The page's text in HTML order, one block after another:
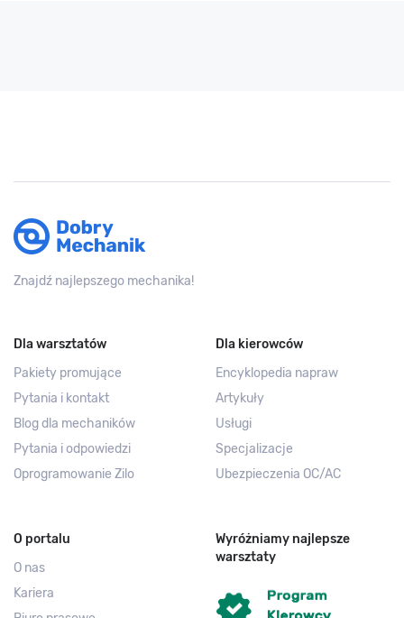
Znajdź najlepszego mechanika!
Dla warsztatów
Pakiety promujące
Pytania i kontakt
Blog dla mechaników
Pytania i odpowiedzi
Oprogramowanie Zilo
Dla kierowców
Encyklopedia napraw
Artykuły
Usługi
Specjalizacje
Ubezpieczenia OC/AC
O portalu
O nas
Kariera
Wyróżniamy najlepsze
warsztaty